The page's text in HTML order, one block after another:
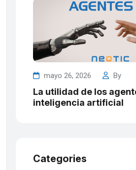
mayo 26, 2026 By
La utilidad de los
inteligencia artificial
Categories